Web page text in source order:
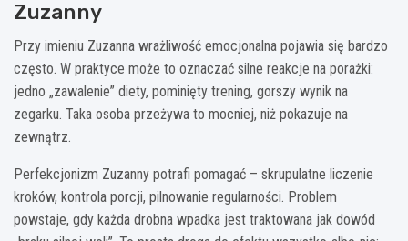
Zuzanny
Przy imieniu Zuzanna wrażliwość emocjonalna pojawia się bardzo
często. W praktyce może to oznaczać silne reakcje na porażki:
jedno „zawalenie” diety, pominięty trening, gorszy wynik na
zegarku. Taka osoba przeżywa to mocniej, niż pokazuje na
zewnątrz.
Perfekcjonizm Zuzanny potrafi pomagać – skrupulatne liczenie
kroków, kontrola porcji, pilnowanie regularności. Problem
powstaje, gdy każda drobna wpadka jest traktowana jak dowód